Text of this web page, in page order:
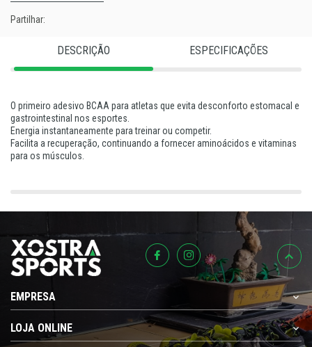
DESCRIÇÃO ESPECIFICAÇÕES
O primeiro adesivo BCAA para atletas que evita desconforto estomacal e
gastrointestinal nos esportes.
Energia instantaneamente para treinar ou competir.
Facilita a recuperação, continuando a fornecer aminoácidos e vitaminas
para os músculos.
Partilhar:
EMPRESA
LOJA ONLINE